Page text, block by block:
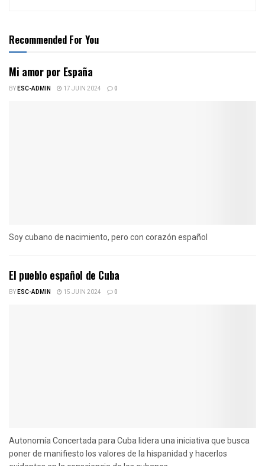
Recommended For You
Mi amor por España
BYESC-ADMIN 17 JUIN 2024 0
Soy cubano de nacimiento, pero con corazón español
El pueblo español de Cuba
BYESC-ADMIN 15 JUIN 2024 0
Autonomía Concertada para Cuba lidera una iniciativa que busca
poner de manifiesto los valores de la hispanidad y hacerlos